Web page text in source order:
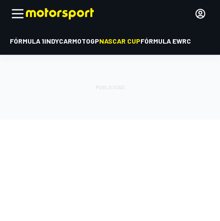
FÓRMULA 1INDYCARMOTOGPNASCAR CUPFÓRMULA EWRC